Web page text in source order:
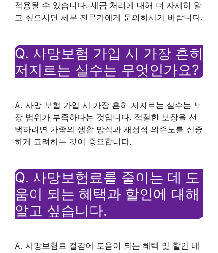
적용될 수 있습니다. 세금 처리에 대해 더 자세히 알
고 싶으시면 세무 전문가에게 문의하시기 바랍니다.
Q. 사망보험 가입 시 가장 흔히
저지르는 실수는 무엇인가요?
A. 사망 보험 가입 시 가장 흔히 저지르는 실수는 보
장 범위가 부족하다는 것입니다. 적절한 보장을 선
택하려면 가족의 생활 방식과 재정적 의존도를 신중
하게 고려하는 것이 중요합니다.
Q. 사망보험료를 줄이는 데 도
움이 되는 혜택과 할인에 대해
알고 싶습니다.
A. 사망보험료 절감에 도움이 되는 혜택 및 할인 내